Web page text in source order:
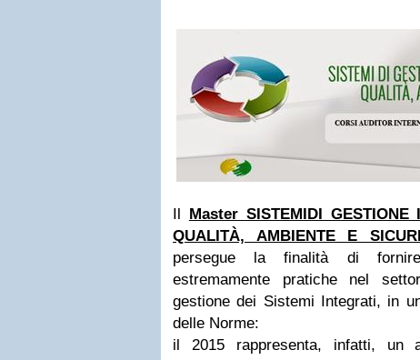
Il Master SISTEMIDI GESTIONE
QUALITÀ, AMBIENTE E
persegue la finalità di fornire
estremamente pratiche nel
gestione dei Sistemi Integrati, in
delle Norme:
il 2015 rappresenta, infatti, un